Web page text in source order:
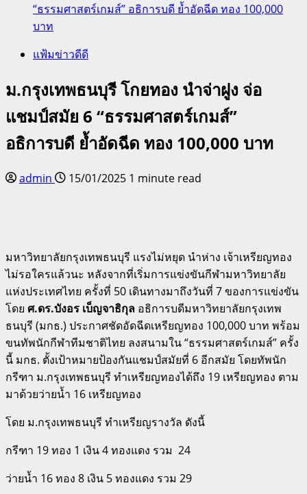
“ธรรมศาสตร์เกมส์” อธิการบดี ย้ำอัดฉีด ทอง 100,000
บาท
แฟ้มข่าวดีดี
ม.กรุงเทพธนบุรี โกยทอง นำจ่าฝูง จ่อ
แชมป์สมัย 6 “ธรรมศาสตร์เกมส์”
อธิการบดี ย้ำอัดฉีด ทอง 100,000 บาท
admin 15/01/2025 1 minute read
มหาวิทยาลัยกรุงเทพธนบุรี แรงไม่หยุด นำห่าง เจ้าเหรียญทอง
ไม่รอใครแล้วนะ หลังจากที่เริ่มการแข่งขันกีฬามหาวิทยาลัย
แห่งประเทศไทย ครั้งที่ 50 เดินทางมาถึงวันที่ 7 ของการแข่งขัน
โดย ศ.ดร.บังอร เบ็ญจาธิกุล อธิการบดีมหาวิทยาลัยกรุงเทพ
ธนบุรี (มกธ.) ประกาศชัดอัดฉีดเหรียญทอง 100,000 บาท พร้อม
ขนทัพนักกีฬาทีมชาติไทย ลงสนามใน “ธรรมศาสตร์เกมส์” ครั้ง
นี้ มกธ. ตั้งเป้าหมายป้องกันแชมป์สมัยที่ 6 อีกสมัย โดยทัพนัก
กรีฑา ม.กรุงเทพธนบุรี ทำเหรียญทองได้ถึง 19 เหรียญทอง ตาม
มาด้วยว่ายน้ำ 16 เหรียญทอง
โดย ม.กรุงเทพธนบุรี ทำเหรียญรางวัล ดังนี้
กรีฑา 19 ทอง 1 เงิน 4 ทองแดง รวม 24
ว่ายน้ำ 16 ทอง 8 เงิน 5 ทองแดง รวม 29